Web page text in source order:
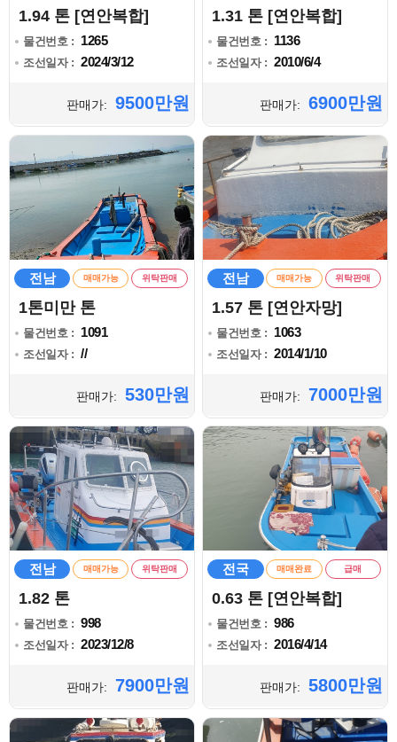
1.94 톤 [연안복합]
물건번호 : 1265
조선일자 : 2024/3/12
판매가: 9500만원
1.31 톤 [연안복합]
물건번호 : 1136
조선일자 : 2010/6/4
판매가: 6900만원
전남 매매가능 위탁판매
1톤미만 톤
물건번호 : 1091
조선일자 : //
판매가: 530만원
전남 매매가능 위탁판매
1.57 톤 [연안자망]
물건번호 : 1063
조선일자 : 2014/1/10
판매가: 7000만원
전남 매매가능 위탁판매
1.82 톤
물건번호 : 998
조선일자 : 2023/12/8
판매가: 7900만원
전국 매매완료 급매
0.63 톤 [연안복합]
물건번호 : 986
조선일자 : 2016/4/14
판매가: 5800만원